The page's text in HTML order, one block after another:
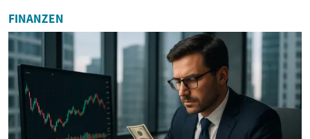
FINANZEN